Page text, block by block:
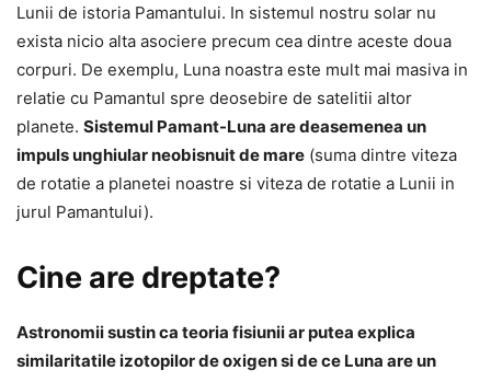
Lunii de istoria Pamantului. In sistemul nostru solar nu
exista nicio alta asociere precum cea dintre aceste doua
corpuri. De exemplu, Luna noastra este mult mai masiva in
relatie cu Pamantul spre deosebire de satelitii altor
planete. Sistemul Pamant-Luna are deasemenea un
impuls unghiular neobisnuit de mare (suma dintre viteza
de rotatie a planetei noastre si viteza de rotatie a Lunii in
jurul Pamantului).
Cine are dreptate?
Astronomii sustin ca teoria fisiunii ar putea explica
similaritatile izotopilor de oxigen si de ce Luna are un